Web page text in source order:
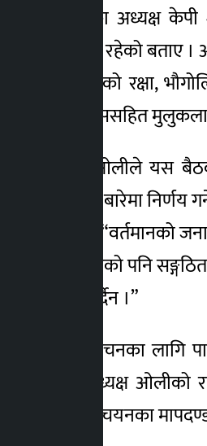
नेकपा एमालेका अध्यक्ष
लैजाने अभिभारा रहेको
प्राप्त उपलब्धिको रक्षा,
विकाससहित
रहेका ओलीले यस
र अन्य कामका बारेमा
आग्रह गरे । “वर्तमानको
आन्दोलनको पनि
मानिरहनु पर्दैन ।”
आशन्न निर्वाचनका
। बैठकमा अध्यक्ष ओलीको
उम्मेदवार चयनका